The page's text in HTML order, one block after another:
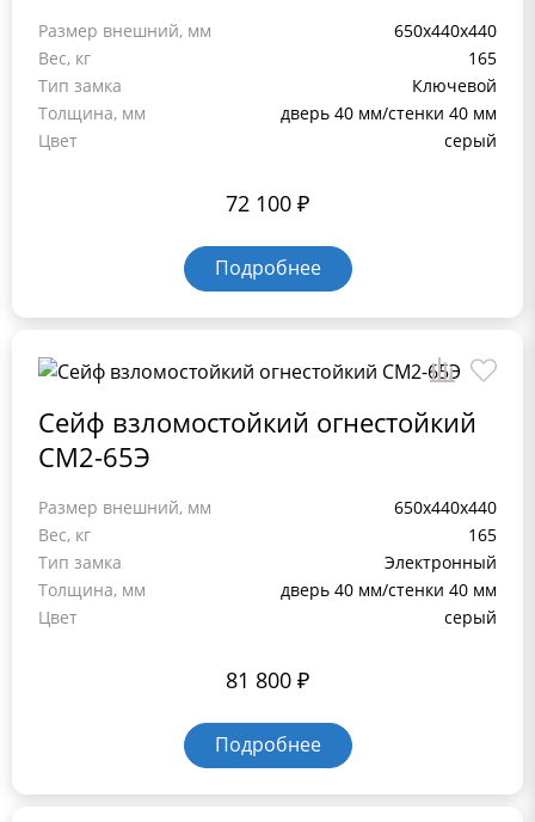
Размер внешний, мм
650x440x440
Вес, кг
165
Тип замка
Ключевой
Толщина, мм
дверь 40 мм/стенки 40 мм
Цвет
серый
72 100 ₽
Подробнее
Сейф взломостойкий огнестойкий
СМ2-65Э
Размер внешний, мм
650x440x440
Вес, кг
165
Тип замка
Электронный
Толщина, мм
дверь 40 мм/стенки 40 мм
Цвет
серый
81 800 ₽
Подробнее